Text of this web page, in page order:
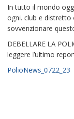
In tutto il mondo
ogni. club e distretto
sovvenzionare
DEBELLARE LA
leggere l’ultimo
PolioNews_0722_23